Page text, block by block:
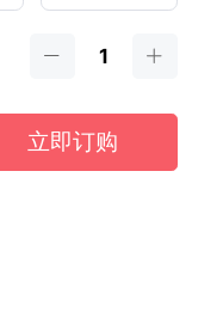
立即订购